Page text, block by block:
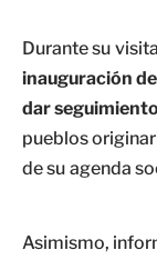
Durante su
inauguración
dar
pueblos
de su agenda
Asimismo,